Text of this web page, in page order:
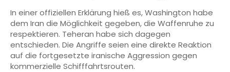
In einer offiziellen Erklärung hieß es, Washington habe
dem Iran die Möglichkeit gegeben, die Waffenruhe zu
respektieren. Teheran habe sich dagegen
entschieden. Die Angriffe seien eine direkte Reaktion
auf die fortgesetzte iranische Aggression gegen
kommerzielle Schifffahrtsrouten.